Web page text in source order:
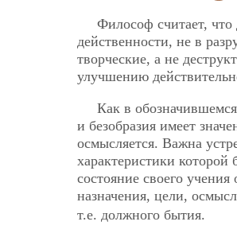
Философ считает, что
действенности, не в
творческие, а не
улучшению
Как в
и безобразия имеет
осмысляется. Важна
характеристики которой
состояние своего
назначения, цели,
т.е. должного бытия.